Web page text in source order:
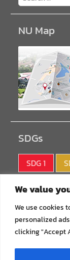
We value
We use cookies
personalized
clicking "Accept
NU Map
SDGs
SDG 1
SDG 4
SDG 7
SDG10
SDG13